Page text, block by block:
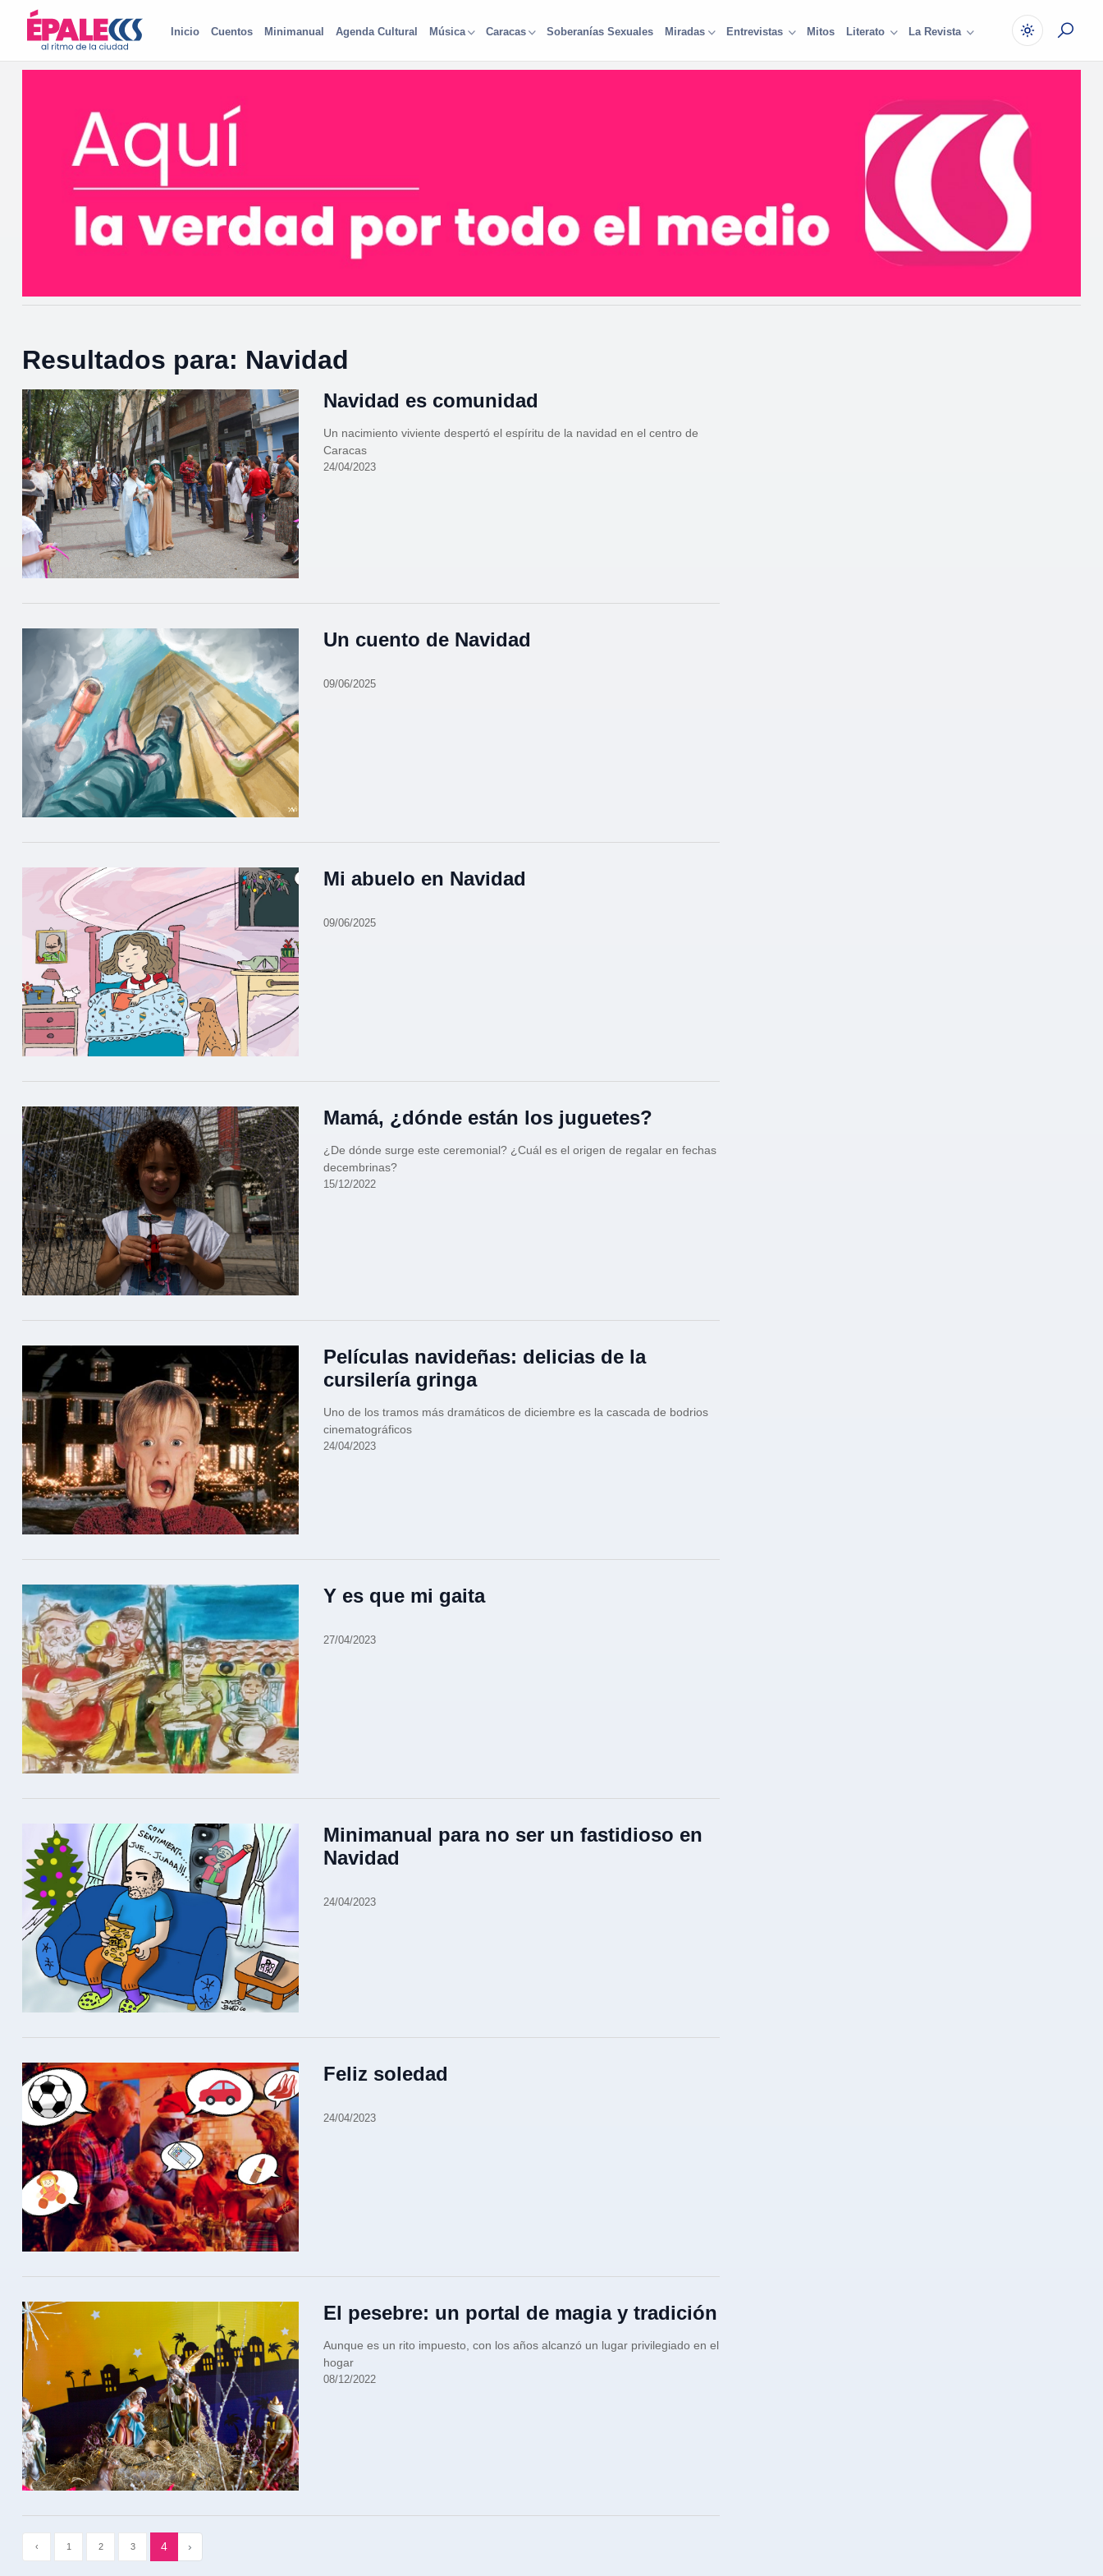
Inicio Cuentos Minimanual Agenda Cultural Música Caracas Soberanías Sexuales Miradas Entrevistas Mitos Literato La Revista
Resultados para: Navidad
Navidad es comunidad
Un nacimiento viviente despertó el espíritu de la navidad en el centro de
Caracas
24/04/2023
Un cuento de Navidad
09/06/2025
Mi abuelo en Navidad
09/06/2025
Mamá, ¿dónde están los juguetes?
¿De dónde surge este ceremonial? ¿Cuál es el origen de regalar en fechas
decembrinas?
15/12/2022
Películas navideñas: delicias de la
cursilería gringa
Uno de los tramos más dramáticos de diciembre es la cascada de bodrios
cinematográficos
24/04/2023
Y es que mi gaita
27/04/2023
Minimanual para no ser un fastidioso en
Navidad
24/04/2023
Feliz soledad
24/04/2023
El pesebre: un portal de magia y tradición
Aunque es un rito impuesto, con los años alcanzó un lugar privilegiado en el
hogar
08/12/2022
‹ 1 2 3 4 ›